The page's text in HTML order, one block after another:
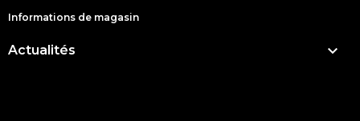
Informations de magasin
Actualités 